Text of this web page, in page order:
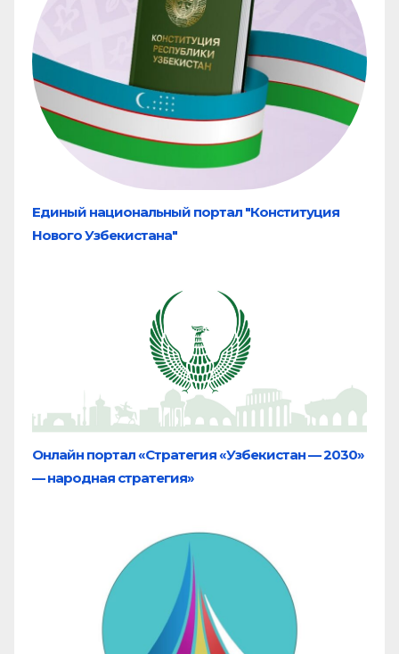
Единый национальный портал "Конституция
Нового Узбекистана"
Онлайн портал «Стратегия «Узбекистан — 2030»
— народная стратегия»